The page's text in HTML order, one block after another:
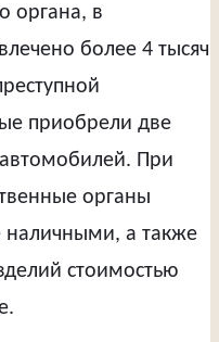
органа, в
более 4 тысяч
приобрели две
При
органы
наличными, а также
стоимостью